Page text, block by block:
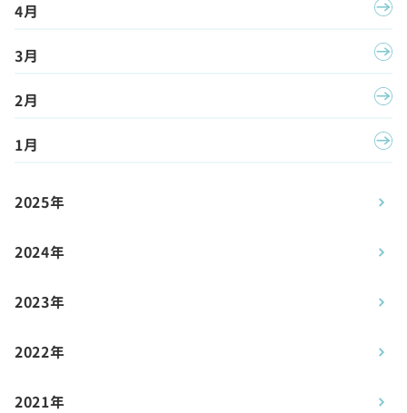
4月
3月
2月
1月
2025年
2024年
2023年
2022年
2021年